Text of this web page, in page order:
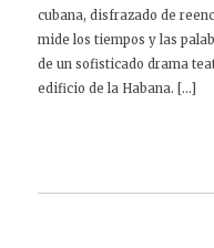
cubana, disfrazado de
mide los tiempos y las
de un sofisticado drama
edificio de la Habana. […]